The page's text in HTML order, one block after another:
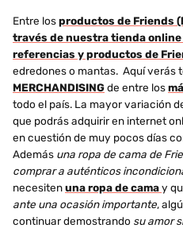
Entre losproductos de Friends
través de nuestra tienda
referencias y productos de
edredones o mantas. Aquí verás
MERCHANDISINGde entre los
todo el país. La mayor variación
que podrás adquirir en internet
en cuestión de muy pocos días
Además una ropa de cama de
comprar a auténticos
necesitenuna ropa de camay
ante una ocasión importante,
continuar demostrando su amor